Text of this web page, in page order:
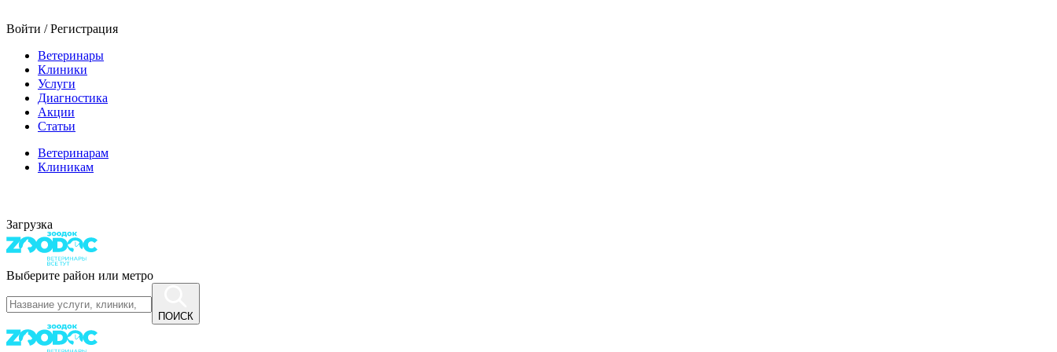
Войти / Регистрация
Ветеринары
Клиники
Услуги
Диагностика
Акции
Статьи
Ветеринарам
Клиникам
Загрузка
Выберите район или метро
ПОИСК